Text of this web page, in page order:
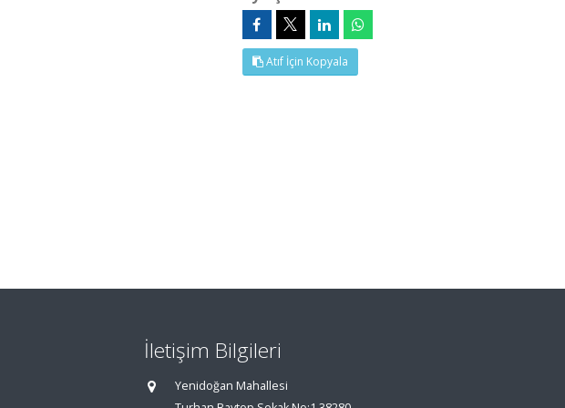
Atıf İçin Kopyala
İletişim Bilgileri
Yenidoğan Mahallesi